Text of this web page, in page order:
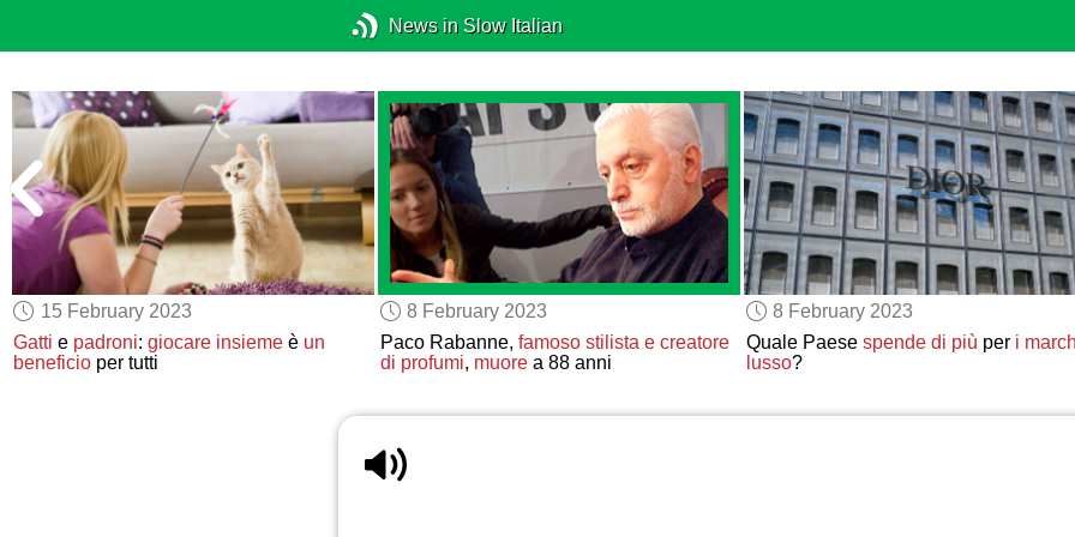
News in Slow Italian
15 February 2023
Gatti e padroni:giocare insieme è un
beneficio per tutti
8 February 2023
Paco Rabanne, famoso stilista e creatore
di profumi, muorea 88 anni
8 February 2023
Quale Paese spende di più per i
lusso?